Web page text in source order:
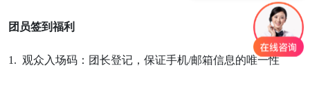
团员签到福利
1. 观众入场码：团长登记，保证手机/邮箱信息的唯一性